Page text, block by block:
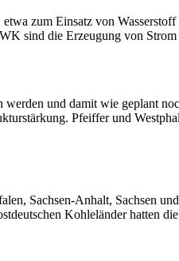
zum Einsatz von
sind die Erzeugung von
und damit wie geplant
Pfeiffer und
Sachsen-Anhalt, Sachsen
Kohleländer hatten